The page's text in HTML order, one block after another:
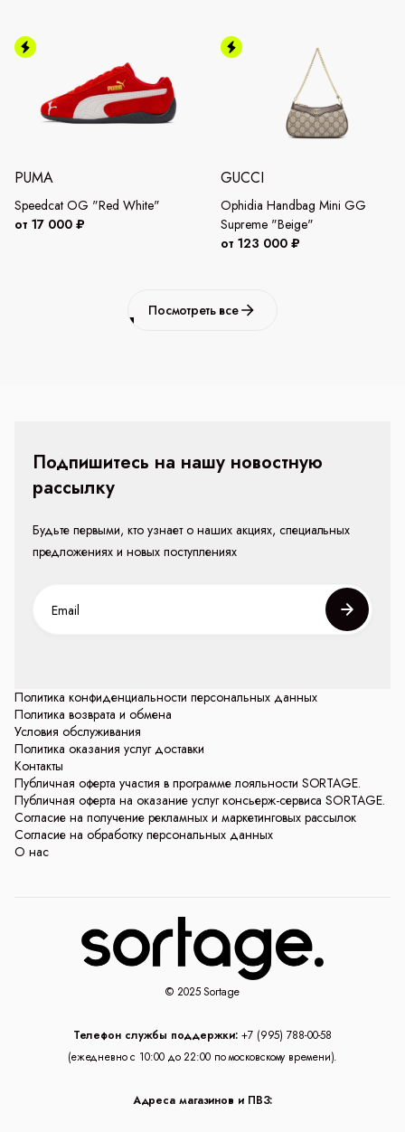
PUMA
Speedcat OG "Red White"
от 17 000 ₽
GUCCI
Ophidia Handbag Mini GG
Supreme "Beige"
от 123 000 ₽
Посмотреть все
Политика конфиденциальности персональных данных
Политика возврата и обмена
Условия обслуживания
Политика оказания услуг доставки
Контакты
Публичная оферта участия в программе лояльности SORTAGE.
Публичная оферта на оказание услуг консьерж-сервиса SORTAGE.
Согласие на получение рекламных и маркетинговых рассылок
Согласие на обработку персональных данных
О нас
Подпишитесь на нашу новостную
рассылку
Будьте первыми, кто узнает о наших акциях, специальных
предложениях и новых поступлениях
© 2025 Sortage
Телефон службы поддержки: +7 (995) 788-00-58
(ежедневно с 10:00 до 22:00 по московскому времени).
Адреса магазинов и ПВЗ: